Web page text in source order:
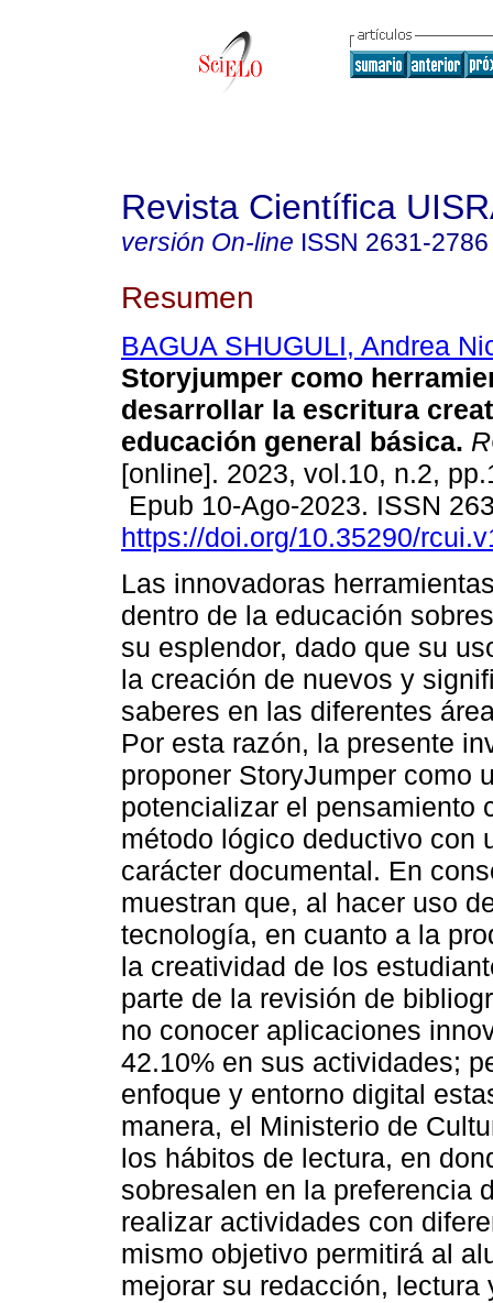
Revista Científica
versión On-line ISSN 2631-2786
Resumen
BAGUA SHUGULI, Andrea
Storyjumper como
desarrollar la escritura
educación general básica.
[online]. 2023, vol.10, n.2,
Epub 10-Ago-2023. ISSN
https://doi.org/10.35290/
Las innovadoras
dentro de la educación
su esplendor, dado que su
la creación de nuevos y
saberes en las diferentes
Por esta razón, la presente
proponer StoryJumper como
potencializar el pensamiento
método lógico deductivo con
carácter documental. En
muestran que, al hacer uso
tecnología, en cuanto a la
la creatividad de los
parte de la revisión de
no conocer aplicaciones
42.10% en sus actividades;
enfoque y entorno digital
manera, el Ministerio de
los hábitos de lectura, en
sobresalen en la preferencia
realizar actividades con
mismo objetivo permitirá al
mejorar su redacción,